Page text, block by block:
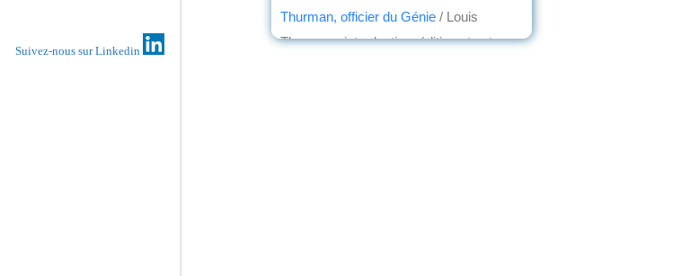
Suivez-nous sur Linkedin
Thurman, officier du Génie / Louis
Thurman ; introduction, édition et notes